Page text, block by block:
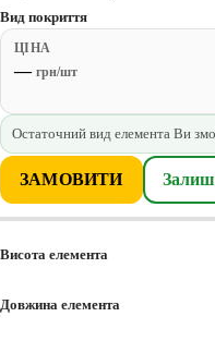
Вид покриття
ЦІНА
— грн/шт
Остаточний вид елемента Ви
ЗАМОВИТИ
Висота елемента
Довжина елемента